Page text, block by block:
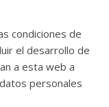
condiciones de
el desarrollo de
a esta web a
personales